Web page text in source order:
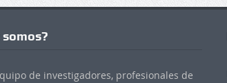
de investigadores, profesionales de